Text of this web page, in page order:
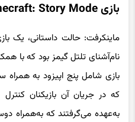
بازی Minecraft: Story Mode
ماینکرفت: حالت داستانی، یک
نام‌آشنای تلتل گیمز بود که با
بازی شامل پنج اپیزود به همراه
که در جریان آن بازیکنان کنترل
به‌عهده می‌گرفتند که به‌همراه